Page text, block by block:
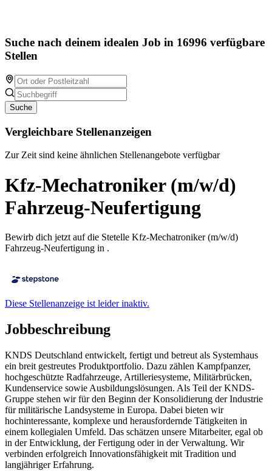
Suche nach deinem idealen Job in 16996 verfügbare
Stellen
Suche
Vergleichbare Stellenanzeigen
Zur Zeit sind keine ähnlichen Stellenangebote verfügbar
Kfz-Mechatroniker (m/w/d)
Fahrzeug-Neufertigung
Bewirb dich jetzt auf die Stetelle Kfz-Mechatroniker (m/w/d)
Fahrzeug-Neufertigung in .
Diese Stellenanzeige ist leider inaktiv.
Jobbeschreibung
KNDS Deutschland entwickelt, fertigt und betreut als Systemhaus
ein breit gestreutes Produktportfolio. Dazu zählen Kampfpanzer,
hochgeschützte Radfahrzeuge, Artilleriesysteme, Militärbrücken,
Kundenservice sowie Ausbildungslösungen. Als Teil der KNDS-
Gruppe stehen wir für den Beginn der Konsolidierung der Industrie
für militärische Landsysteme in Europa. Dabei bieten wir
hochinteressante, komplexe und herausfordernde Tätigkeiten in
einem kollegialen Umfeld. Das schätzen unsere Mitarbeiter, egal ob
in der Entwicklung, der Fertigung oder in der Verwaltung. Wir
verbinden erfolgreich Innovationsfähigkeit mit Tradition und
langjähriger Erfahrung.